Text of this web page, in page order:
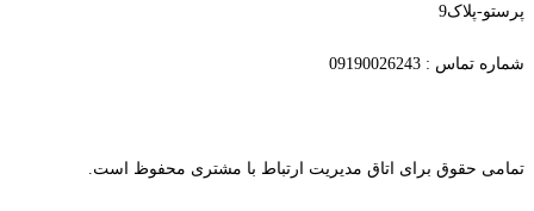
پرستو-پلاک9
شماره تماس : 09190026243
تمامی حقوق برای اتاق مدیریت ارتباط با مشتری محفوظ است.